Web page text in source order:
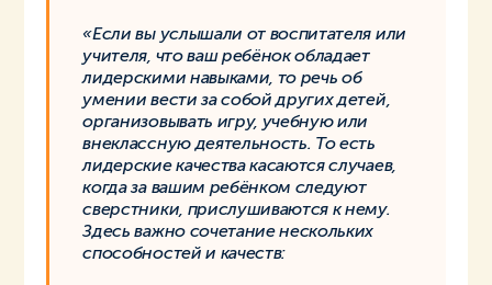
«Если вы услышали от воспитателя или
учителя, что ваш ребёнок обладает
лидерскими навыками, то речь об
умении вести за собой других детей,
организовывать игру, учебную или
внеклассную деятельность. То есть
лидерские качества касаются случаев,
когда за вашим ребёнком следуют
сверстники, прислушиваются к нему.
Здесь важно сочетание нескольких
способностей и качеств: